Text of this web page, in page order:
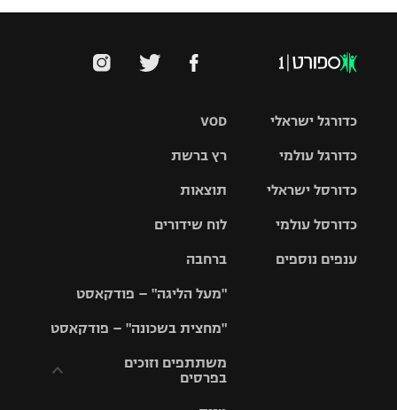
VOD
רץ ברשת
תוצאות
לוח שידורים
ברחבה
"מעל הליגה" – פודקאסט
"מחצית בשכונה" – פודקאסט
משתתפים וזוכים
בפרסים
כדורגל ישראלי
גביע הטוטו
כדורגל עולמי
האלופות
ליגה
כדורסל ישראלי
סל
כדורסל עולמי
ענפים נוספים